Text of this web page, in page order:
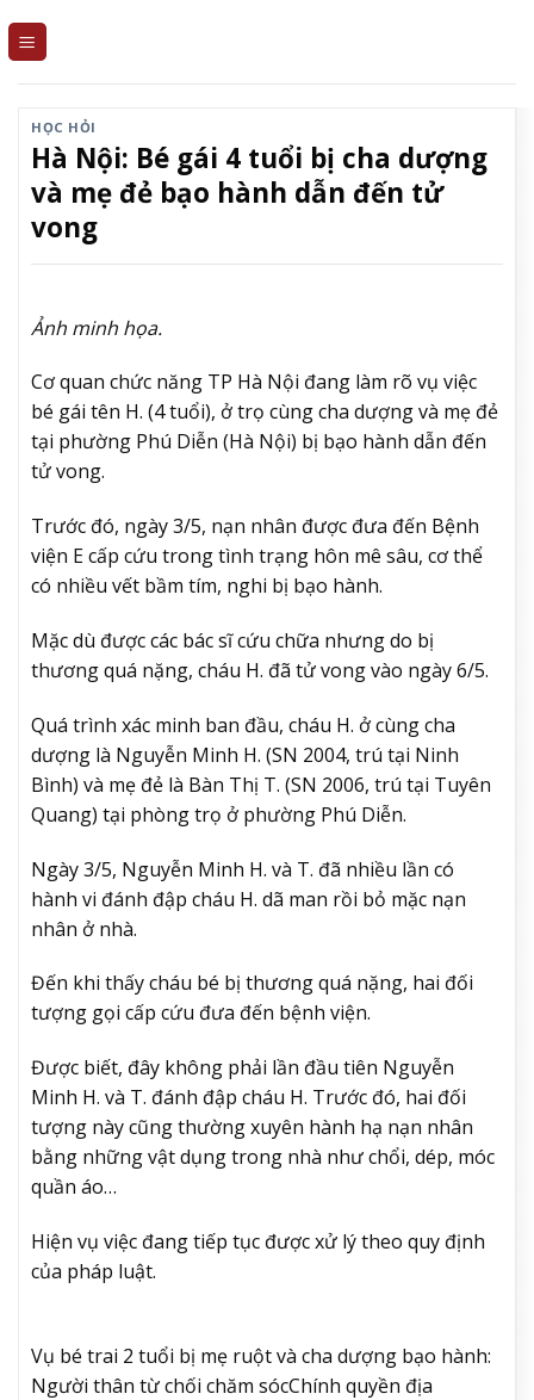
HỌC HỎI
Hà Nội: Bé gái 4 tuổi bị cha dượng
và mẹ đẻ bạo hành dẫn đến tử
vong
Ảnh minh họa.
Cơ quan chức năng TP Hà Nội đang làm rõ vụ việc
bé gái tên H. (4 tuổi), ở trọ cùng cha dượng và mẹ đẻ
tại phường Phú Diễn (Hà Nội) bị bạo hành dẫn đến
tử vong.
Trước đó, ngày 3/5, nạn nhân được đưa đến Bệnh
viện E cấp cứu trong tình trạng hôn mê sâu, cơ thể
có nhiều vết bầm tím, nghi bị bạo hành.
Mặc dù được các bác sĩ cứu chữa nhưng do bị
thương quá nặng, cháu H. đã tử vong vào ngày 6/5.
Quá trình xác minh ban đầu, cháu H. ở cùng cha
dượng là Nguyễn Minh H. (SN 2004, trú tại Ninh
Bình) và mẹ đẻ là Bàn Thị T. (SN 2006, trú tại Tuyên
Quang) tại phòng trọ ở phường Phú Diễn.
Ngày 3/5, Nguyễn Minh H. và T. đã nhiều lần có
hành vi đánh đập cháu H. dã man rồi bỏ mặc nạn
nhân ở nhà.
Đến khi thấy cháu bé bị thương quá nặng, hai đối
tượng gọi cấp cứu đưa đến bệnh viện.
Được biết, đây không phải lần đầu tiên Nguyễn
Minh H. và T. đánh đập cháu H. Trước đó, hai đối
tượng này cũng thường xuyên hành hạ nạn nhân
bằng những vật dụng trong nhà như chổi, dép, móc
quần áo…
Hiện vụ việc đang tiếp tục được xử lý theo quy định
của pháp luật.
Vụ bé trai 2 tuổi bị mẹ ruột và cha dượng bạo hành:
Người thân từ chối chăm sócChính quyền địa